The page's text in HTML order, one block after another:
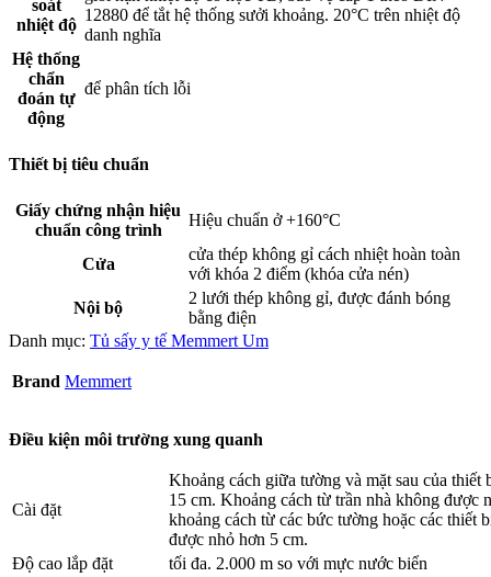
soát
nhiệt độ
12880 để tắt hệ thống sưởi khoảng. 20°C trên nhiệt độ
danh nghĩa
Hệ thống
chẩn
đoán tự
động
để phân tích lỗi
Thiết bị tiêu chuẩn
Giấy chứng nhận hiệu
chuẩn công trình
Hiệu chuẩn ở +160°C
Cửa
cửa thép không gỉ cách nhiệt hoàn toàn
với khóa 2 điểm (khóa cửa nén)
Nội bộ
2 lưới thép không gỉ, được đánh bóng
bằng điện
Danh mục: Tủ sấy y tế Memmert Um
Brand Memmert
Điều kiện môi trường xung quanh
Cài đặt
Khoảng cách giữa tường và mặt sau của thiết
15 cm. Khoảng cách từ trần nhà không được
khoảng cách từ các bức tường hoặc các thiết
được nhỏ hơn 5 cm.
Độ cao lắp đặt
tối đa. 2.000 m so với mực nước biển